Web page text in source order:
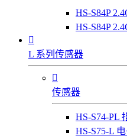
HS-S84P
HS-S84P

L 系列传感器

传感器
HS-S74-PL
HS-S75-L